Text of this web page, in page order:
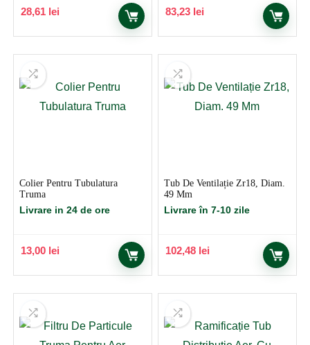
28,61 lei 83,23 lei
Colier Pentru Tubulatura
Truma
Livrare in 24 de ore
13,00 lei
Tub De Ventilație Zr18, Diam.
49 Mm
Livrare în 7-10 zile
102,48 lei